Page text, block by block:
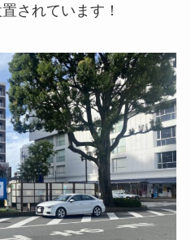
されています！